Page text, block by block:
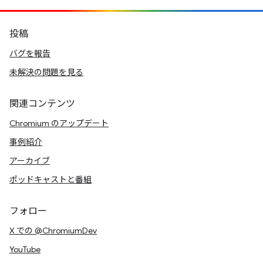
投稿
バグを報告
未解決の問題を見る
関連コンテンツ
Chromium のアップデート
事例紹介
アーカイブ
ポッドキャストと番組
フォロー
X での @ChromiumDev
YouTube